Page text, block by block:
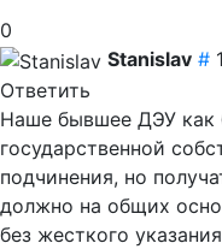
0
Stanislav #
Ответить
Наше бывшее ДЭУ как
государственной
подчинения, но
должно на общих
без жесткого